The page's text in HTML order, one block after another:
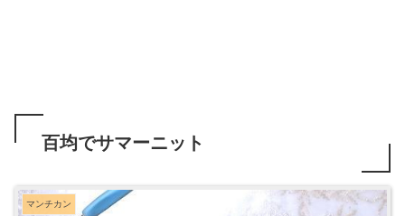
百均でサマーニット
マンチカン